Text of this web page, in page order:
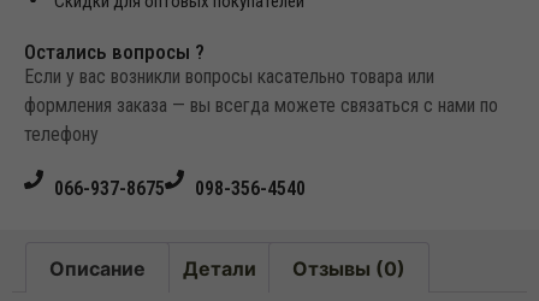
Остались вопросы ?
Если у вас возникли вопросы касательно товара или
формления заказа — вы всегда можете связаться с нами по
телефону
066-937-8675 098-356-4540
Описание Детали Отзывы (0)